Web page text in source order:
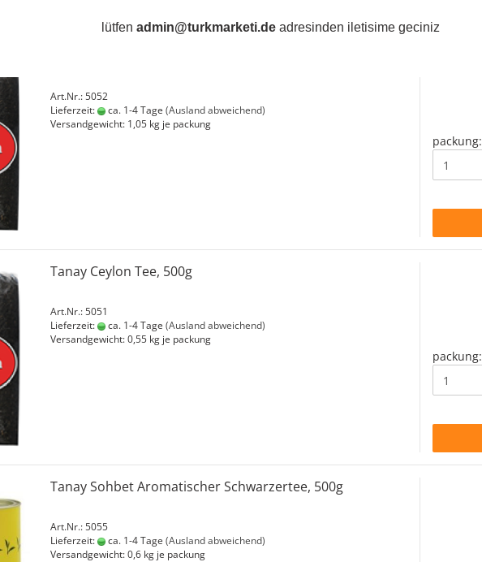
lütfen admin@turkmarketi.deadresinden iletisime geciniz
Art.Nr.: 5052
Lieferzeit:
ca. 1-4 Tage (Ausland abweichend)
Versandgewicht: 1,05 kg je packung
packung:
Tanay Ceylon Tee, 500g
Art.Nr.: 5051
Lieferzeit:
ca. 1-4 Tage (Ausland abweichend)
Versandgewicht:0,55 kg je packung
packung:
Tanay Sohbet Aromatischer Schwarzertee, 500g
Art.Nr.: 5055
Lieferzeit:
ca. 1-4 Tage (Ausland abweichend)
Versandgewicht:0,6 kg je packung